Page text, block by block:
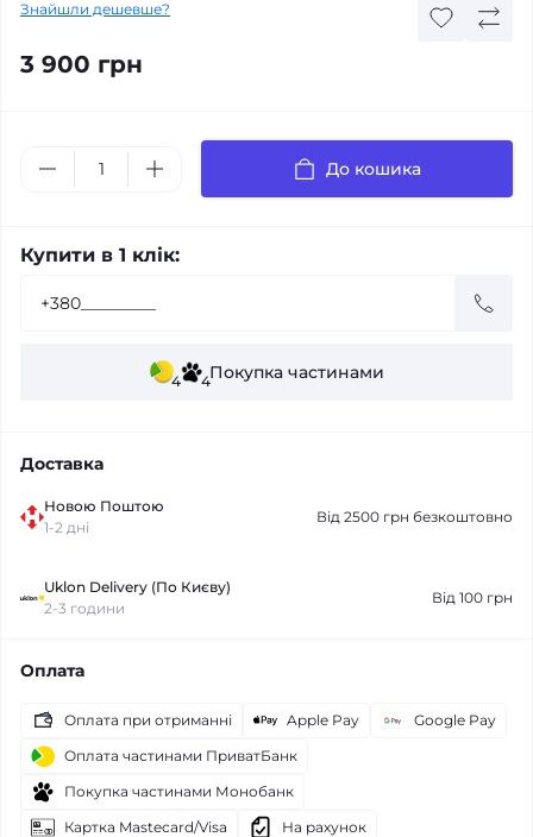
Знайшли дешевше?
3 900 грн
До кошика
Купити в 1 клік:
4 4Покупка частинами
Доставка
Новою Поштою
1-2 дні
Від 2500 грн безкоштовно
Uklon Delivery (По Києву)
2-3 години
Від 100 грн
Оплата
Оплата при отриманні Apple Pay
Google Pay
Оплата частинами ПриватБанк
Покупка частинами Монобанк
Картка Mastecard/Visa
На рахунок